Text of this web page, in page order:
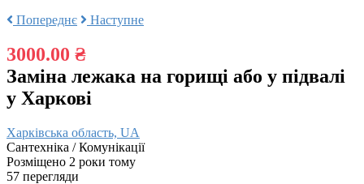
Попереднє
Наступне
3000.00 ₴
Заміна лежака на горищі або у підвалі
у Харкові
Харківська область, UA
Сантехніка / Комунікації
Розміщено 2 роки тому
57 перегляди